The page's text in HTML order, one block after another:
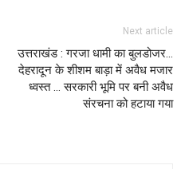
Next article
उत्तराखंड : गरजा धामी का बुलडोजर…
देहरादून के शीशम बाड़ा में अवैध मजार
ध्वस्त … सरकारी भूमि पर बनी अवैध
संरचना को हटाया गया